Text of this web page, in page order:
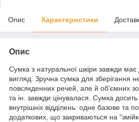
Опис Характеристики
Опис
Сумка з натуральної шкіри завжди
вигляд. Зручна сумка для зберігання
повсякденних речей, але й об'ємних
та ін. завжди цінувалася. Сумка
внутрішніх відділень: одне базове та
додаткових, що закриваються на